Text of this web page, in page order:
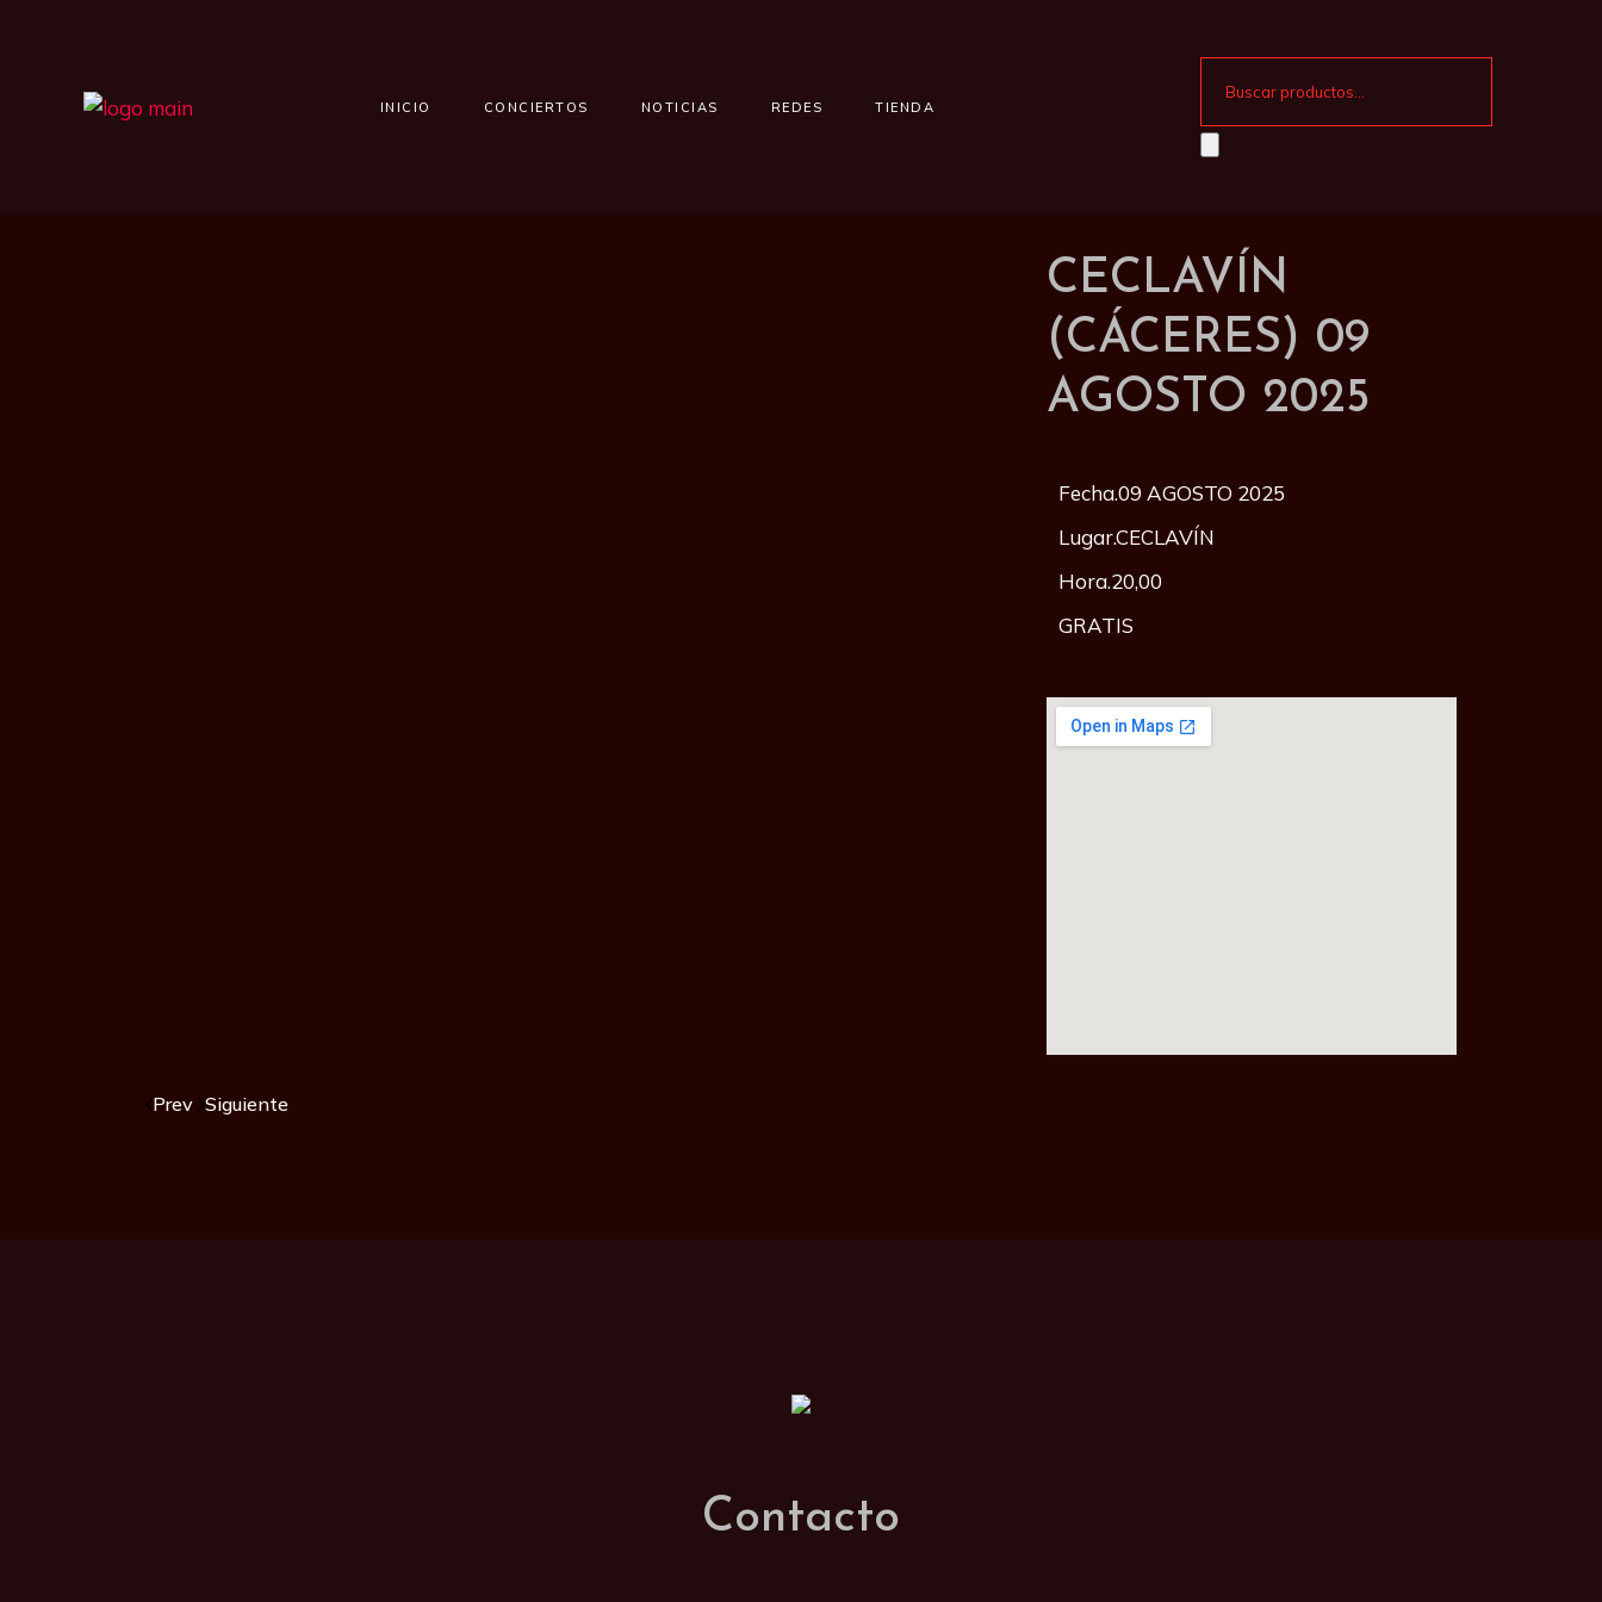
INICIO CONCIERTOS NOTICIAS REDES TIENDA
CECLAVÍN
(CÁCERES) 09
AGOSTO 2025
Fecha.09 AGOSTO 2025
Lugar.CECLAVÍN
Hora.20,00
GRATIS
Prev Siguiente
Contacto